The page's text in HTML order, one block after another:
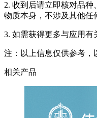
2. 收到后请立即核对品
物质本身，不涉及其他任
3. 如需获得更多与应用有
注：以上信息仅供参考，
相关产品